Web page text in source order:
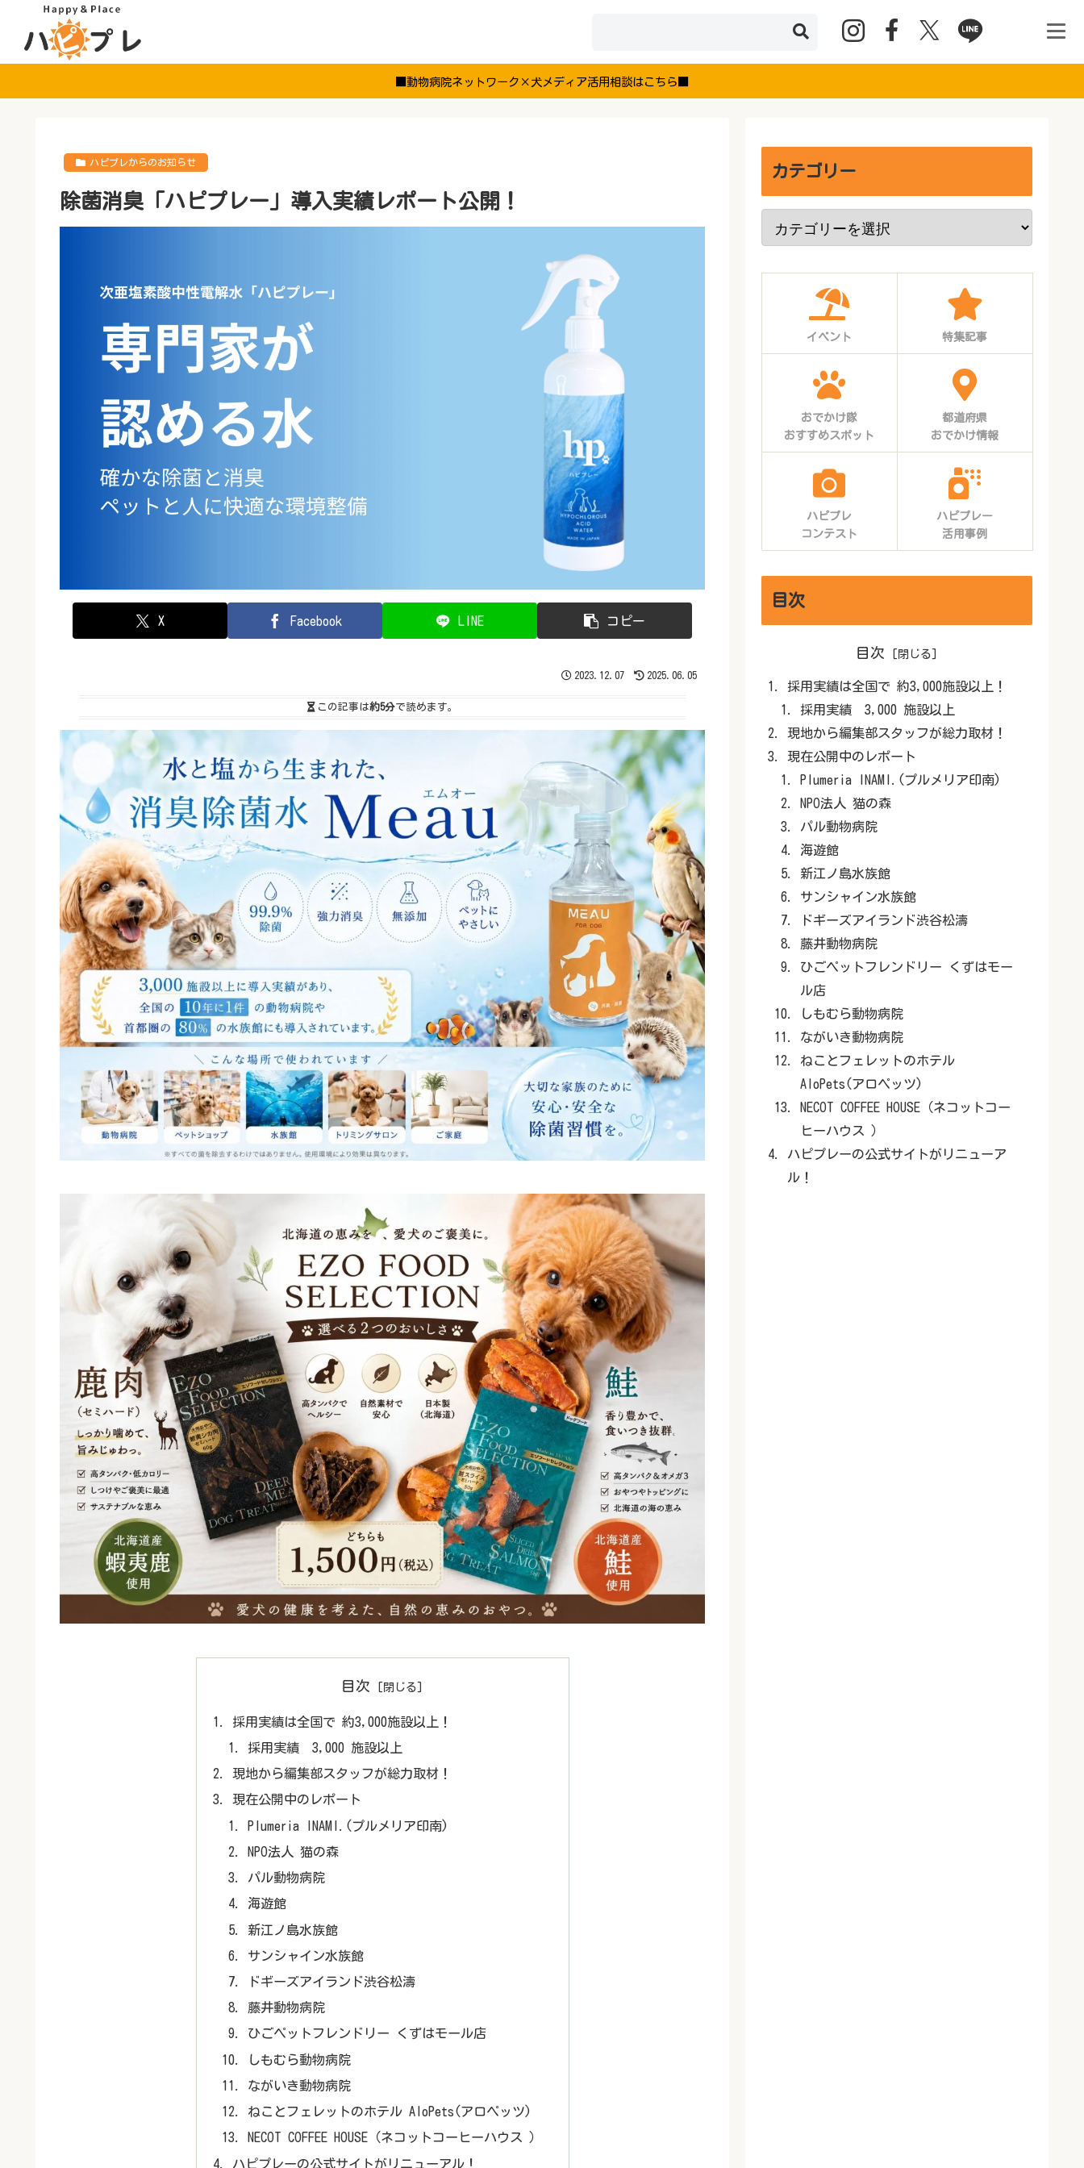
■動物病院ネットワーク×犬メディア活用相談はこちら■
ハピプレからのお知らせ
除菌消臭「ハピプレー」導入実績レポート公開！
X Facebook LINE コピー
2023.12.07 2025.06.05
この記事は約5分で読めます。
目次
採用実績は全国で 約3,000施設以上！
採用実績 3,000 施設以上
現地から編集部スタッフが総力取材！
現在公開中のレポート
Plumeria INAMI.(プルメリア印南)
NPO法人 猫の森
パル動物病院
海遊館
新江ノ島水族館
サンシャイン水族館
ドギーズアイランド渋谷松濤
藤井動物病院
ひごペットフレンドリー くずはモール店
しもむら動物病院
ながいき動物病院
ねことフェレットのホテル AloPets(アロペッツ)
NECOT COFFEE HOUSE（ネコットコーヒーハウス ）
ハピプレーの公式サイトがリニューアル！
カテゴリー
イベント 特集記事
おでかけ隊
おすすめスポット
都道府県
おでかけ情報
ハピプレ
コンテスト
ハピプレー
活用事例
目次
目次
採用実績は全国で 約3,000施設以上！
採用実績 3,000 施設以上
現地から編集部スタッフが総力取材！
現在公開中のレポート
Plumeria INAMI.(プルメリア印南)
NPO法人 猫の森
パル動物病院
海遊館
新江ノ島水族館
サンシャイン水族館
ドギーズアイランド渋谷松濤
藤井動物病院
ひごペットフレンドリー くずはモー
ル店
しもむら動物病院
ながいき動物病院
ねことフェレットのホテル
AloPets(アロペッツ)
NECOT COFFEE HOUSE（ネコットコー
ヒーハウス ）
ハピプレーの公式サイトがリニューア
ル！